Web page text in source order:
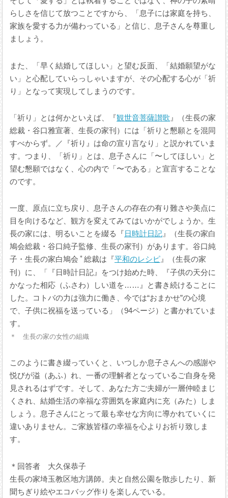
らしさを信じて放つことですから、「息子には家庭を持ち、
家族を愛する力が備わっている」と信じ、息子さんを尊重し
ましょう。
また、「早く結婚してほしい」と望む反面、「結婚願望がな
い」と心配していらっしゃいますが、その心配する心が「祈
り」となって実現してしまうのです。
「祈り」とは何かといえば、『観世音菩薩讃歌 』（生長の家
総裁・谷口雅宣著、生長の家刊）には「祈りと懇願とを混同
すべからず。／『祈り』は命の宣り言なり」と説かれていま
す。つまり、「祈り」とは、息子さんに「〜してほしい」と
望む懇願ではなく、心の内で「〜である」と宣言することな
のです。
一度、原点に立ち戻り、息子さんの存在の有り難さや美点に
目を向けるなど、観方を変えてみてはいかがでしょうか。生
長の家には、明るいことを綴る『日時計日記』（生長の家白
鳩会総裁・谷口純子監修、生長の家刊）があります。谷口純
子・生長の家白鳩会 ＊ 総裁は『平和のレシピ』（生長の家
刊）に、「『日時計日記』をつけ始めた時、『子供の天分に
かなった相応（ふさわ）しい道を……』と書き続けることに
した。コトバの力は強力に働き、今では“おまかせ”の心境
で、子供に祝福を送っている」（94ページ）と書かれていま
す。
＊ 生長の家の女性の組織
このように書き綴っていくと、いつしか息子さんへの感謝や
悦びが溢（あふ）れ、一番の理解者となっているご自身を発
見されるはずです。そして、あなた方ご夫婦が一層仲睦まじ
くされ、結婚生活の幸福な雰囲気を家庭内に充（みた）しま
しょう。息子さんにとって最も幸せな方向に導かれていくに
違いありません。ご家族皆様の幸福を心よりお祈り致しま
す。
＊回答者 大久保恭子
生長の家埼玉教区地方講師。夫と自然公園を散歩したり、新
聞ちぎり絵やエコバッグ作りを楽しんでいる。